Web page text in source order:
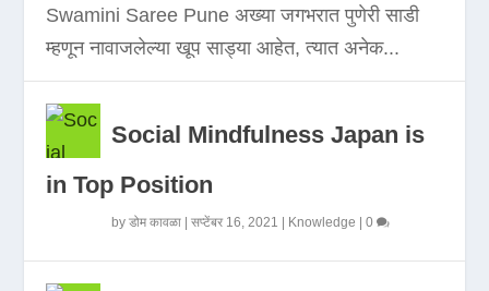
Swamini Saree Pune अख्या जगभरात पुणेरी साडी
म्हणून नावाजलेल्या खूप साड्या आहेत, त्यात अनेक...
Social Mindfulness Japan is
in Top Position
byडोम कावळा |सप्टेंबर 16, 2021 Knowledge |0